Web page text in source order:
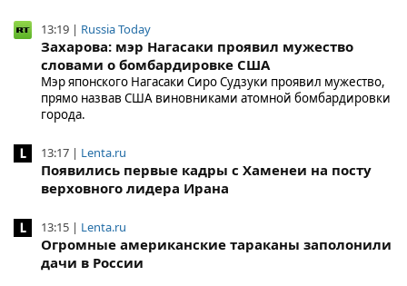
13:19 | Russia Today
Захарова: мэр Нагасаки проявил мужество
словами о бомбардировке США
Мэр японского Нагасаки Сиро Судзуки проявил мужество,
прямо назвав США виновниками атомной бомбардировки
города.
13:17 | Lenta.ru
Появились первые кадры с Хаменеи на посту
верховного лидера Ирана
13:15 | Lenta.ru
Огромные американские тараканы заполонили
дачи в России